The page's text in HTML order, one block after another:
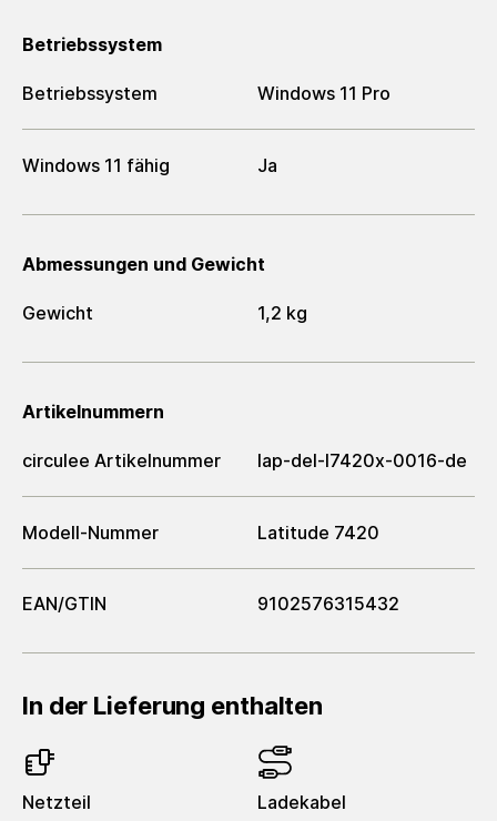
Betriebssystem
Betriebssystem Windows 11 Pro
Windows 11 fähig Ja
Abmessungen und Gewicht
Gewicht 1,2 kg
Artikelnummern
circulee Artikelnummer lap-del-l7420x-0016-de
Modell-Nummer Latitude 7420
EAN/GTIN 9102576315432
In der Lieferung enthalten
Netzteil Ladekabel